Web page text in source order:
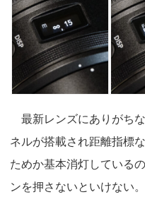
最新レンズにありがち
ネルが搭載され距離指標
ためか基本消灯している
ンを押さないといけない